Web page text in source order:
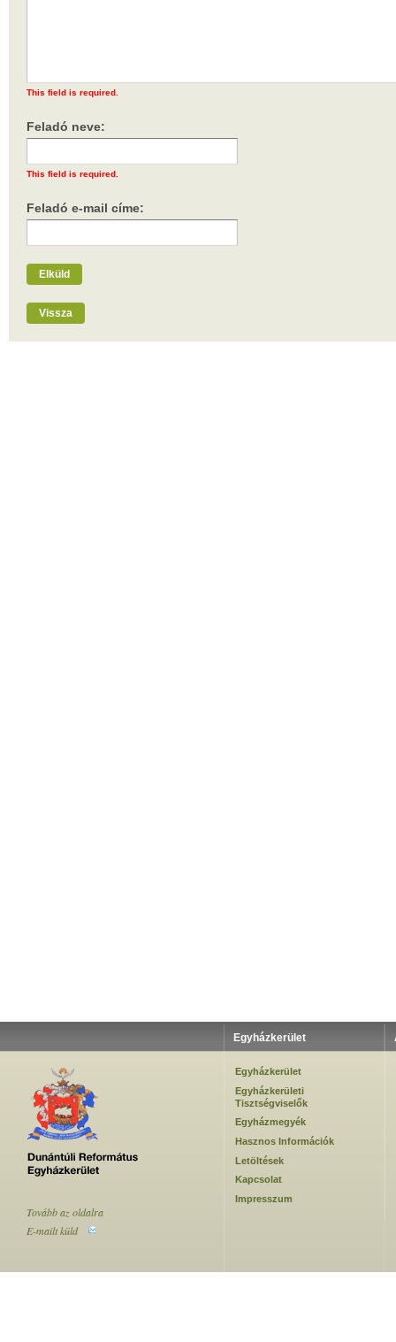
This field is required.
Feladó neve:
This field is required.
Feladó e-mail címe:
Elküld
Vissza
Egyházkerület
Egyházkerület
Egyházkerületi
Tisztségviselők
Egyházmegyék
Hasznos Információk
Letöltések
Kapcsolat
Impresszum
Tovább az oldalra
E-mailt küld